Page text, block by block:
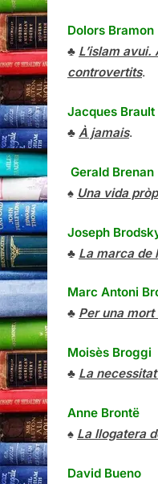
Dolors Bramon
♣ L’islam avui.
controvertits.
Jacques Brault
♣ À jamais.
Gerald Brenan
♠ Una vida
Joseph
♣ La marca de
Marc Antoni
♣ Per una
Moisès Broggi
♣ La
Anne Brontë
♠ La llogatera
David Bueno